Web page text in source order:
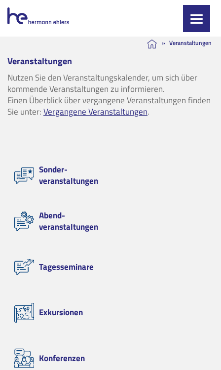
content
» Veranstaltungen
Veranstaltungen
Nutzen Sie den Veranstaltungskalender, um sich über
kommende Veranstaltungen zu informieren.
Einen Überblick über vergangene Veranstaltungen finden
Sie unter:Vergangene Veranstaltungen.
Sonder-
veranstaltungen
Abend-
veranstaltungen
Tagesseminare
Exkursionen
Konferenzen